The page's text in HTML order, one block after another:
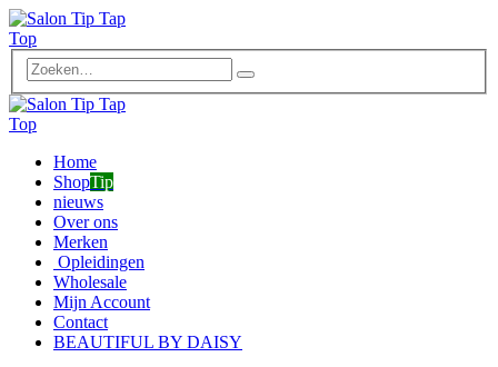
Home
ShopTip
nieuws
Over ons
Merken
Opleidingen
Wholesale
Mijn Account
Contact
BEAUTIFUL BY DAISY